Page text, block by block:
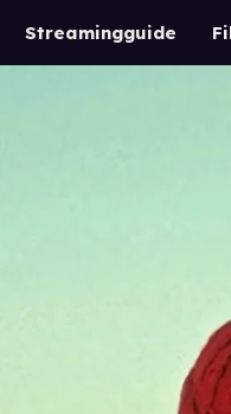
Streamingguide